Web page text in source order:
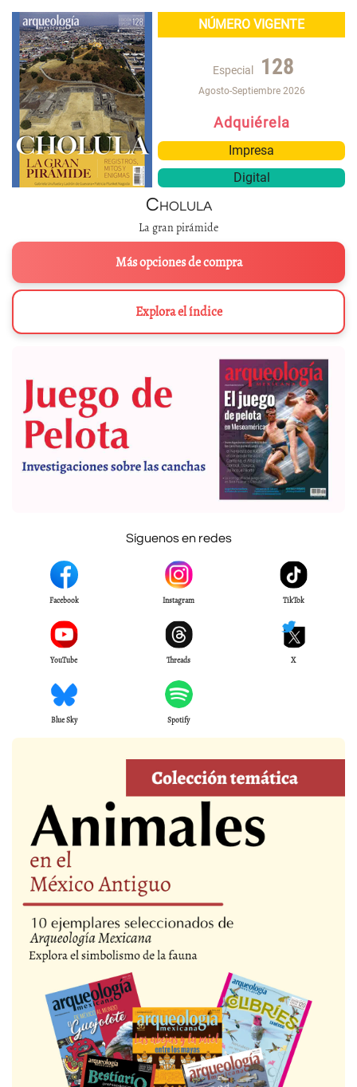
NÚMERO VIGENTE
Especial 128
Agosto-Septiembre 2026
Adquiérela
Impresa
Digital
Cholula
La gran pirámide
Más opciones de compra
Explora el índice
Síguenos en redes
Facebook Instagram TikTok
YouTube Threads X
Blue Sky Spotify